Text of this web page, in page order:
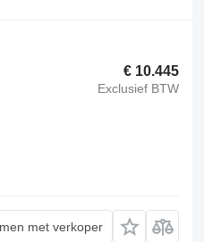
€ 10.445
Exclusief BTW
met verkoper